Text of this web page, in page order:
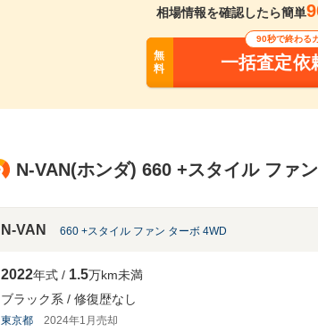
相場情報を確認したら簡単
無
料
90秒で終わる
一括査定依
N-VAN(ホンダ) 660 +スタイル ファ
N-VAN 660 +スタイル ファン ターボ 4WD
2022年式 1.5万km未満
ブラック系
修復歴なし
東京都 2024年1月売却